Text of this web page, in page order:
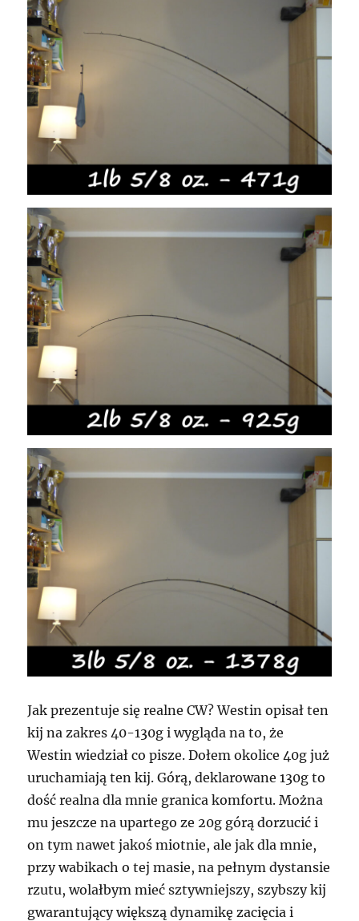
Jak prezentuje się realne CW? Westin opisał ten
kij na zakres 40-130g i wygląda na to, że
Westin wiedział co pisze. Dołem okolice 40g już
uruchamiają ten kij. Górą, deklarowane 130g to
dość realna dla mnie granica komfortu. Można
mu jeszcze na upartego ze 20g górą dorzucić i
on tym nawet jakoś miotnie, ale jak dla mnie,
przy wabikach o tej masie, na pełnym dystansie
rzutu, wolałbym mieć sztywniejszy, szybszy kij
gwarantujący większą dynamikę zacięcia i